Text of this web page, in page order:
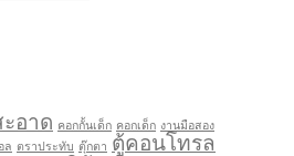
อาด คอกกั้นเด็ก คอกเด็ก งานมือสอง
ล ตราประทับ ตุ๊กตา ตู้คอนโทรล